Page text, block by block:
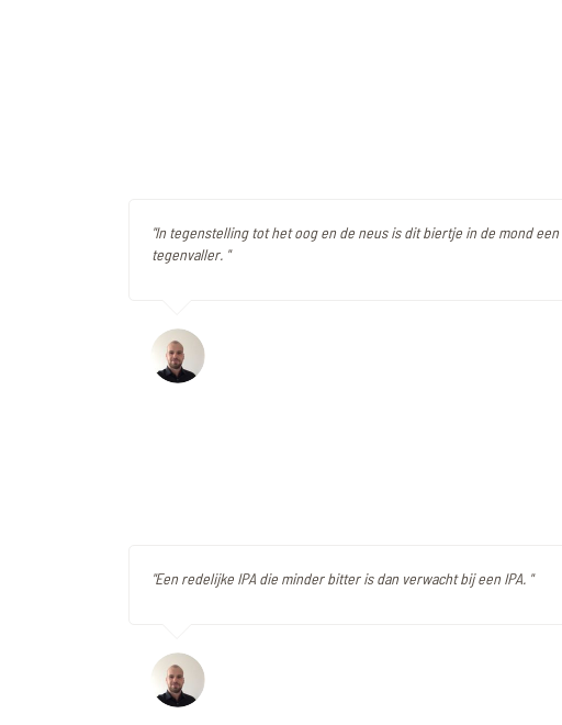
"In tegenstelling tot het oog en de neus is dit biertje in de mond een
tegenvaller. "
"Een redelijke IPA die minder bitter is dan verwacht bij een IPA. "